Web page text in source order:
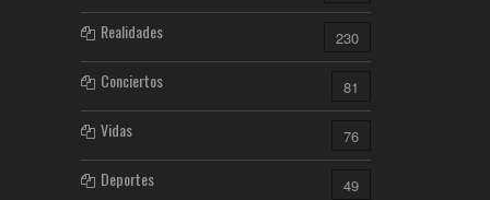
Realidades 230
Conciertos 81
Vidas 76
Deportes 49